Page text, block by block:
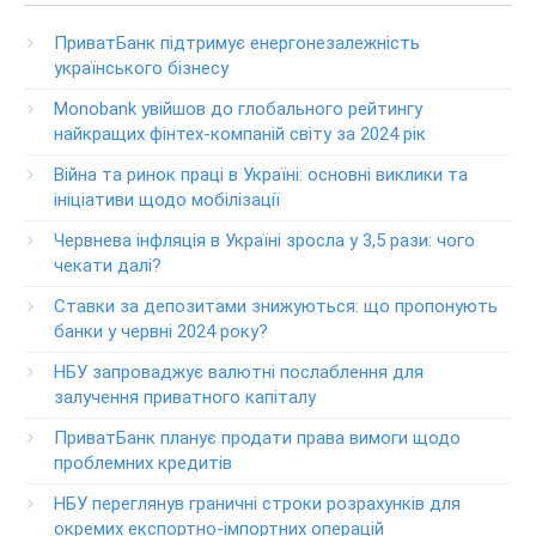
+38-056-716-11-31
клиентов ПриватБанка
Колл центр: 3700
Круглосуточный телефон поддержки VIP­-клиентов
ПриватБанка
+38-056-716-12-12
+38-073-900-00-02
Круглосуточный телефон поддержки владельцев карт
класса GOLD
0-800-504-707
Круглосуточный телефон поддержки обслуживания
0-800-500-030
0-800-500-804
ПриватБанк підтримує енергонезалежність
українського бізнесу
Monobank увійшов до глобального рейтингу
найкращих фінтех-компаній світу за 2024 рік
Війна та ринок праці в Україні: основні виклики та
ініціативи щодо мобілізації
Червнева інфляція в Україні зросла у 3,5 рази: чого
чекати далі?
Ставки за депозитами знижуються: що пропонують
банки у червні 2024 року?
НБУ запроваджує валютні послаблення для
залучення приватного капіталу
ПриватБанк планує продати права вимоги щодо
проблемних кредитів
НБУ переглянув граничні строки розрахунків для
окремих експортно-імпортних операцій